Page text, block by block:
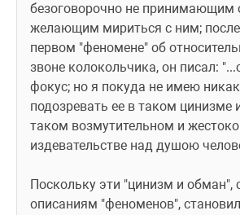
безоговорочно не принимающим
желающим мириться с ним;
первом "феномене" об
звоне колокольчика, он писал:
фокус; но я покуда не имею
подозревать ее в таком цинизме
таком возмутительном и
издевательстве над душою
Поскольку эти "цинизм и обман",
описаниям "феноменов",